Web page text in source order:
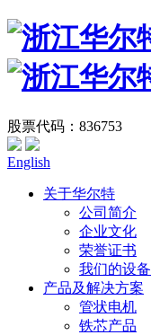
股票代码：836753
English
关于华尔特
公司简介
企业文化
荣誉证书
我们的设备
产品及解决方案
管状电机
铁芯产品